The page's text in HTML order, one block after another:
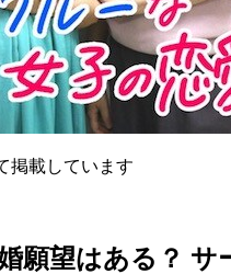
掲載しています
願望はある？